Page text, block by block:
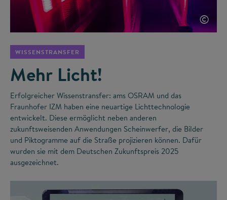
©
WISSENSTRANSFER
Mehr Licht!
Erfolgreicher Wissenstransfer: ams OSRAM und das
Fraunhofer IZM haben eine neuartige Lichttechnologie
entwickelt. Diese ermöglicht neben anderen
zukunftsweisenden Anwendungen Scheinwerfer, die Bilder
und Piktogramme auf die Straße projizieren können. Dafür
wurden sie mit dem Deutschen Zukunftspreis 2025
ausgezeichnet.